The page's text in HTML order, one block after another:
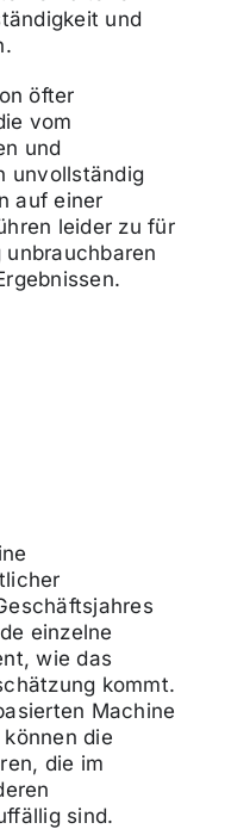
und
öfter
vom
und
unvollständig
auf einer
leider zu für
einzelne
wie das
kommt.
Machine
die
die im
sind.